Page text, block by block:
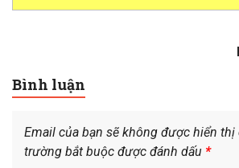
Bình luận
Email của bạn sẽ không được hiển thị
trường bắt buộc được đánh dấu *